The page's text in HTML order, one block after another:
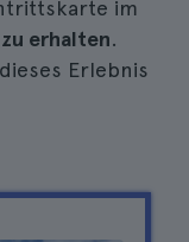
im
erhalten.
Erlebnis